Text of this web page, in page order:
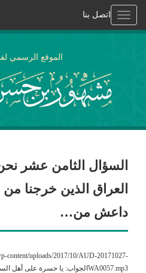
Toggle
navigation
اتصل بنا
الموقع الرسمي
السؤال الثامن عشر
العراق الذين خرجنا من
داعش من…
content/uploads/2017/10/AUD-20171027-
WA0057.mp3الجواب: يا حسرة على أهل السنة.